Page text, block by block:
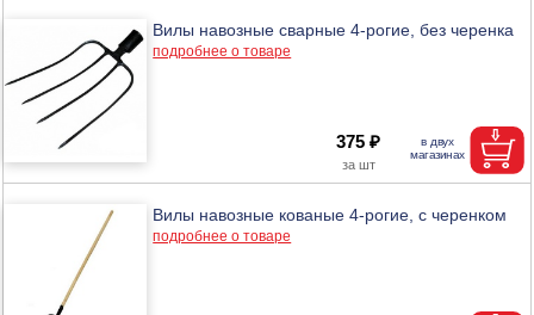
Вилы навозные сварные 4-рогие, без черенка
подробнее о товаре
375 ₽
Вилы навозные кованые 4-рогие, с черенком
подробнее о товаре